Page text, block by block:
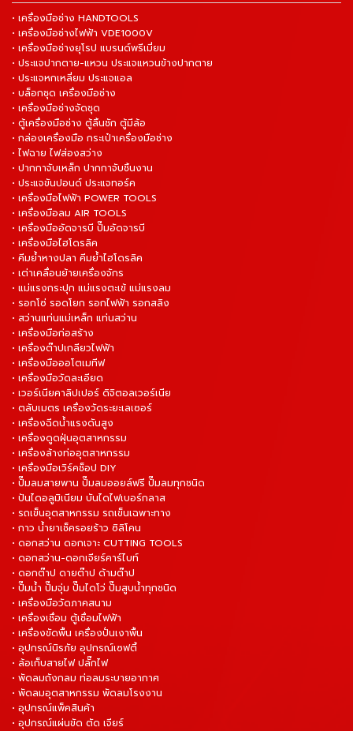
• เครื่องมือช่าง HANDTOOLS
• เครื่องมือช่างไฟฟ้า VDE1000V
• เครื่องมือช่างยุโรป แบรนด์พรีเมี่ยม
• ประแจปากตาย-แหวน ประแจแหวนข้างปากตาย
• ประแจหกเหลี่ยม ประแจแอล
• บล็อกชุด เครื่องมือช่าง
• เครื่องมือช่างจัดชุด
• ตู้เครื่องมือช่าง ตู้ลิ้นชัก ตู้มีล้อ
• กล่องเครื่องมือ กระเป๋าเครื่องมือช่าง
• ไฟฉาย ไฟส่องสว่าง
• ปากกาจับเหล็ก ปากกาจับชิ้นงาน
• ประแจขันปอนด์ ประแจทอร์ค
• เครื่องมือไฟฟ้า POWER TOOLS
• เครื่องมือลม AIR TOOLS
• เครื่องมืออัดจารบี ปั๊มอัดจารบี
• เครื่องมือไฮโดรลิค
• คีมย้ำหางปลา คีมย้ำไฮโดรลิค
• เต่าเคลื่อนย้ายเครื่องจักร
• แม่แรงกระปุก แม่แรงตะเข้ แม่แรงลม
• รอกโซ่ รอดโยก รอกไฟฟ้า รอกสลิง
• สว่านแท่นแม่เหล็ก แท่นสว่าน
• เครื่องมือก่อสร้าง
• เครื่องต๊าปเกลียวไฟฟ้า
• เครื่องมือออโตเมทีฟ
• เครื่องมือวัดละเอียด
• เวอร์เนียคาลิปเปอร์ ดิจิตอลเวอร์เนีย
• ตลับเมตร เครื่องวัดระยะเลเซอร์
• เครื่องฉีดน้ำแรงดันสูง
• เครื่องดูดฝุ่นอุตสาหกรรม
• เครื่องล้างท่ออุตสาหกรรม
• เครื่องมือเวิร์คช็อป DIY
• ปั๊มลมสายพาน ปั๊มลมออยล์ฟรี ปั๊มลมทุกชนิด
• ปันไดอลูมิเนียม บันไดไฟเบอร์กลาส
• รถเข็นอุตสาหกรรม รถเข็นเฉพาะทาง
• กาว น้ำยาเช็ครอยร้าว ซิลิโคน
• ดอกสว่าน ดอกเจาะ CUTTING TOOLS
• ดอกสว่าน-ดอกเจียร์คาร์ไบท์
• ดอกต๊าป ดายต๊าป ด้ามต๊าป
• ปั๊มน้ำ ปั๊มจุ่ม ปั๊มไดโว่ ปั๊มสูบน้ำทุกชนิด
• เครื่องมือวัดภาคสนาม
• เครื่องเชื่อม ตู้เชื่อมไฟฟ้า
• เครื่องขัดพื้น เครื่องปั่นเงาพื้น
• อุปกรณ์นิรภัย อุปกรณ์เซฟตี้
• ล้อเก็บสายไฟ ปลั๊กไฟ
• พัดลมถังกลม ท่อลมระบายอากาศ
• พัดลมอุตสาหกรรม พัดลมโรงงาน
• อุปกรณ์แพ็คสินค้า
• อุปกรณ์แผ่นขัด ตัด เจียร์